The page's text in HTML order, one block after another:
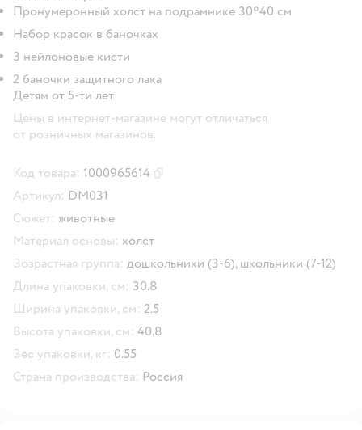
Пронумеронный холст на подрамнике 30*40 см
Набор красок в баночках
3 нейлоновые кисти
2 баночки защитного лака
Детям от 5-ти лет
Цены в интернет-магазине могут отличаться
от розничных магазинов.
Код товара: 1000965614
Артикул: DM031
Сюжет: животные
Материал основы: холст
Возрастная группа: дошкольники (3-6), школьники (7-12)
Длина упаковки, см: 30.8
Ширина упаковки, см: 2.5
Высота упаковки, см: 40.8
Вес упаковки, кг: 0.55
Страна производства: Россия